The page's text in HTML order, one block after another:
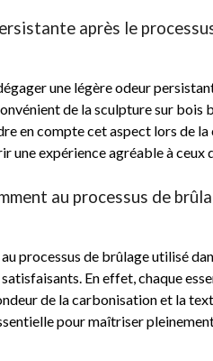
après le
une légère odeur
de la sculpture sur bois
en compte cet aspect lors de
expérience agréable à ceux
au processus de
processus de brûlage utilisé
En effet, chaque
de la carbonisation et la
pour maîtriser